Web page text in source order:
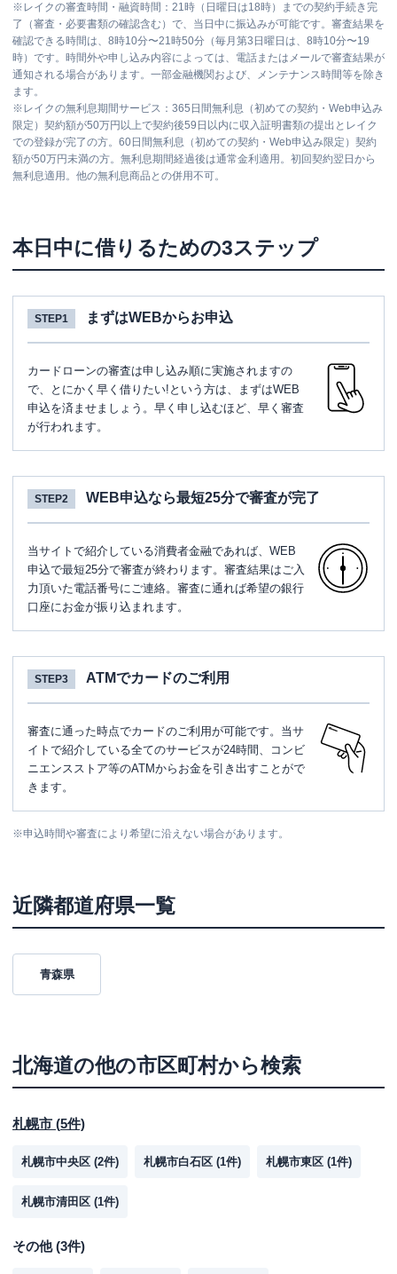
※ レイクの審査時間・融資時間：21時（日曜日は18時）までの契約手続き完
了（審査・必要書類の確認含む）で、当日中に振込みが可能です。審査結果を
確認できる時間は、8時10分〜21時50分（毎月第3日曜日は、8時10分〜19
時）です。時間外や申し込み内容によっては、電話またはメールで審査結果が
通知される場合があります。一部金融機関および、メンテナンス時間等を除き
ます。
※ レイクの無利息期間サービス：365日間無利息（初めての契約・Web申込み
限定）契約額が50万円以上で契約後59日以内に収入証明書類の提出とレイク
での登録が完了の方。60日間無利息（初めての契約・Web申込み限定）契約
額が50万円未満の方。無利息期間経過後は通常金利適用。初回契約翌日から
無利息適用。他の無利息商品との併用不可。
本日中に借りるための3ステップ
STEP1 まずはWEBからお申込
カードローンの審査は申し込み順に実施されますの
で、とにかく早く借りたい!という方は、まずはWEB
申込を済ませましょう。早く申し込むほど、早く審査
が行われます。
STEP2 WEB申込なら最短25分で審査が完了
当サイトで紹介している消費者金融であれば、WEB
申込で最短25分で審査が終わります。審査結果はご入
力頂いた電話番号にご連絡。審査に通れば希望の銀行
口座にお金が振り込まれます。
STEP3 ATMでカードのご利用
審査に通った時点でカードのご利用が可能です。当サ
イトで紹介している全てのサービスが24時間、コンビ
ニエンスストア等のATMからお金を引き出すことがで
きます。
※申込時間や審査により希望に沿えない場合があります。
近隣都道府県一覧
青森県
北海道の他の市区町村から検索
札幌市 (5件)
札幌市中央区 (2件) 札幌市白石区 (1件) 札幌市東区 (1件)
札幌市清田区 (1件)
その他(3件)